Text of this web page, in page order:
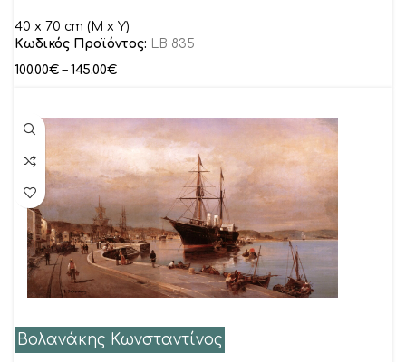
40 x 70 cm (M x Y)
Κωδικός Προϊόντος: LB 835
100.00€ – 145.00€
Βολανάκης Κωνσταντίνος